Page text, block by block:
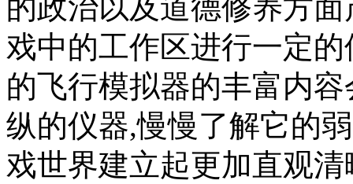
的政治以及道德修养方
戏中的工作区进行一定
的飞行模拟器的丰富内
纵的仪器,慢慢了解它的
戏世界建立起更加直观